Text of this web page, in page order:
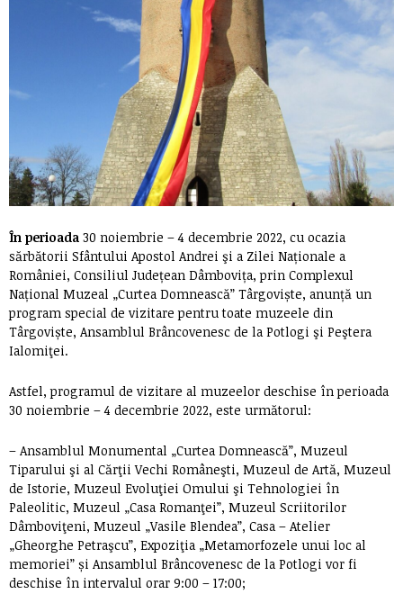
În perioada 30 noiembrie – 4 decembrie 2022, cu ocazia
sărbătorii Sfântului Apostol Andrei şi a Zilei Naționale a
României, Consiliul Județean Dâmbovița, prin Complexul
Național Muzeal „Curtea Domnească” Târgoviște, anunță un
program special de vizitare pentru toate muzeele din
Târgoviște, Ansamblul Brâncovenesc de la Potlogi şi Peştera
Ialomiţei.
Astfel, programul de vizitare al muzeelor deschise în perioada
30 noiembrie – 4 decembrie 2022, este următorul:
– Ansamblul Monumental „Curtea Domnească”, Muzeul
Tiparului şi al Cărţii Vechi Româneşti, Muzeul de Artă, Muzeul
de Istorie, Muzeul Evoluţiei Omului şi Tehnologiei în
Paleolitic, Muzeul „Casa Romanţei”, Muzeul Scriitorilor
Dâmboviţeni, Muzeul „Vasile Blendea”, Casa – Atelier
„Gheorghe Petraşcu”, Expoziţia „Metamorfozele unui loc al
memoriei” și Ansamblul Brâncovenesc de la Potlogi vor fi
deschise în intervalul orar 9:00 – 17:00;